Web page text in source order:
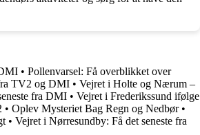
• Pollenvarsel: Få overblikket over
TV2 og DMI • Vejret i Holte og Nærum –
fra DMI • Vejret i Frederikssund ifølge
• Oplev Mysteriet Bag Regn og Nedbør•
• Vejret i Nørresundby: Få det seneste fra